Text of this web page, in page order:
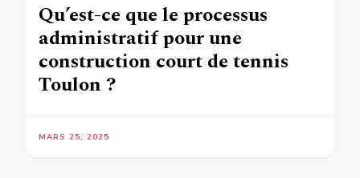
Qu’est-ce que le processus
administratif pour une
construction court de tennis
Toulon ?
MARS 25, 2025